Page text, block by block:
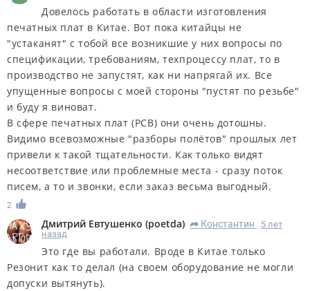
Довелось работать в области изготовления
печатных плат в Китае. Вот пока китайцы не
"устаканят" с тобой все возникшие у них вопросы по
спецификации, требованиям, техпроцессу плат, то в
производство не запустят, как ни напрягай их. Все
упущенные вопросы с моей стороны "пустят по резьбе"
и буду я виноват.
В сфере печатных плат (РСВ) они очень дотошны.
Видимо всевозможные "разборы полётов" прошлых лет
привели к такой тщательности. Как только видят
несоответствие или проблемные места - сразу поток
писем, а то и звонки, если заказ весьма выгодный.
2
Дмитрий Евтушенко (poetda) R Константин
5 лет
назад
Это где вы работали. Вроде в Китае только
Резонит как то делал (на своем оборудование не могли
допуски вытянуть).